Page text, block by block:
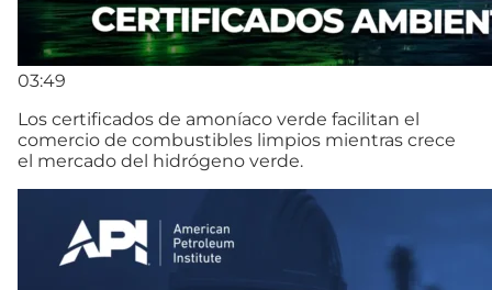
03:49
Los certificados de amoníaco verde facilitan el
comercio de combustibles limpios mientras crece
el mercado del hidrógeno verde.